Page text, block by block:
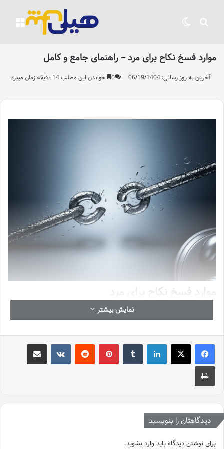
جستجو برای
موارد فسخ نکاح برای مرد – راهنمای جامع و کامل
آخرین به روز رسانی: 06/19/1404 0 خواندن این مطلب 14 دقیقه زمان میبرد
موارد فسخ نکاح برای مرد
فسخ نکاح برای مرد یعنی مواقعی که آقا می تونه عقد ازدواجش رو بدون نیاز
به طلاق، بهم بزنه. این کار بر اساس یه سری شرایط خاص و قانونیه که تو
قانون مدنی ما اومده، مخصوصاً وقتی خانوم عیوبی داشته باشه که مرد موقع
عقد از اونا خبر نداشته. اگه شما هم تو موقعیتی هستین که فکر می کنید
همچین حقی دارین، خوندن این مقاله می تونه حسابی بهتون کمک کنه تا راه
و چاهش رو بهتر بشناسید.
شیرین و پر فراز و نشیبی داره. معمولاً وقتی دو نفر تصمیم می گیرن با هم
زندگی کنن، انتظار دارن این پیوند تا آخر عمر محکم بمونه و حسابی دلگرم
کننده باشه. اما گاهی اوقات، یه سری واقعیت ها یا عیب و ایرادهایی ممکنه
تو زندگی مشترک خودشون رو نشون بدن که دیگه آدم نتونه باهاشون کنار
نمایش بیشتر
لینکدین ‫تامبلر ‫پین‌ترست‫رددیت ‫VKontakteاشتراک گذاری از طریق ایمیل
چاپ
دیدگاهتان را بنویسید
برای نوشتن دیدگاه باید وارد بشوید.